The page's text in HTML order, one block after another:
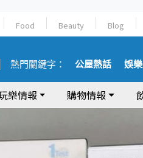
Food Beauty Blog
熱門關鍵字： 公屋熱話 娛
樂情報 購物情報